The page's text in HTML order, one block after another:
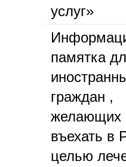
услуг»
памятка
граждан ,
желающих
въехать в
целью